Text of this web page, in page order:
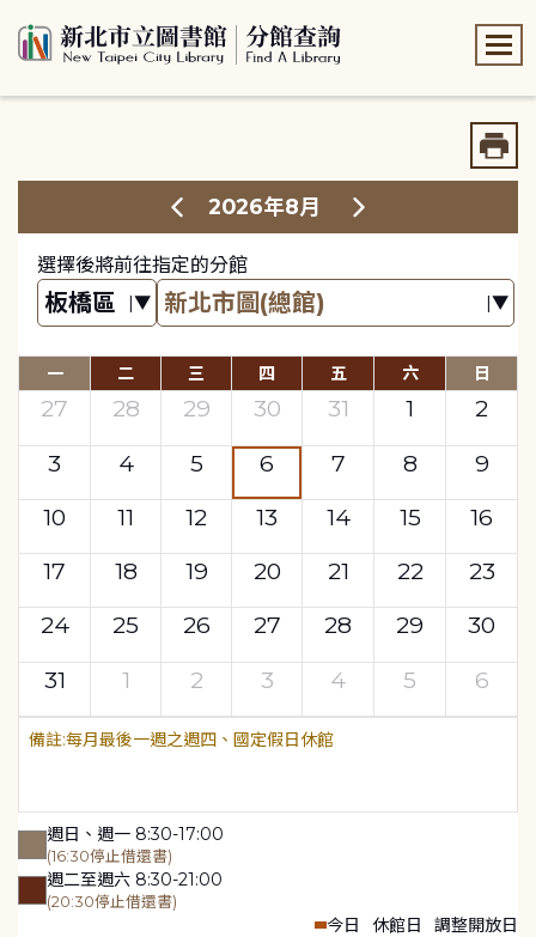
2026年8月
選擇後將前往指定的分館
一 二 三 四 五 六 日
27 28 29 30 31 1
2
3
4 5 6 7 8
9
10
11 12 13 14 15
16
17
18 19 20 21 22
23
24
25 26 27 28 29
30
31
1 2 3 4 5 6
每月最後一週之週四、國定假日休館
週日、週一 8:30-17:00
(16:30停止借還書)
週二至週六 8:30-21:00
(20:30停止借還書)
今日 休館日 調整開放日